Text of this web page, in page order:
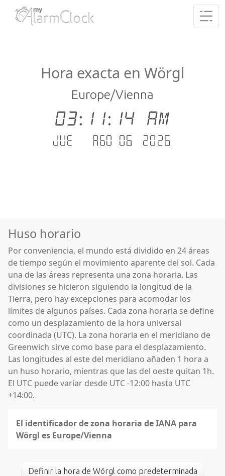
Hora exacta en Wörgl
Europe/Vienna
03:11:14 AM
jue. - ago 06 .2026
Huso horario
Por conveniencia, el mundo está dividido en 24 áreas
de tiempo según el movimiento aparente del sol. Cada
una de las áreas representa una zona horaria. Las
divisiones se hicieron siguiendo la longitud de la
Tierra, pero hay excepciones para acomodar los
límites de algunos países. Cada zona horaria se define
como un desplazamiento de la hora universal
coordinada (UTC). La zona horaria en el meridiano de
Greenwich sirve como base para el desplazamiento.
Las longitudes al este del meridiano añaden 1 hora a
un huso horario, mientras que las del oeste quitan 1h.
El UTC puede variar desde UTC -12:00 hasta UTC
+14:00.
El identificador de zona horaria de IANA para
Wörgl es Europe/Vienna
Definir la hora de Wörgl como predeterminada